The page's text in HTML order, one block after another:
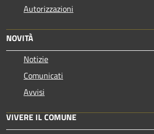
Autorizzazioni
NOVITÀ
Notizie
Comunicati
Avvisi
VIVERE IL COMUNE